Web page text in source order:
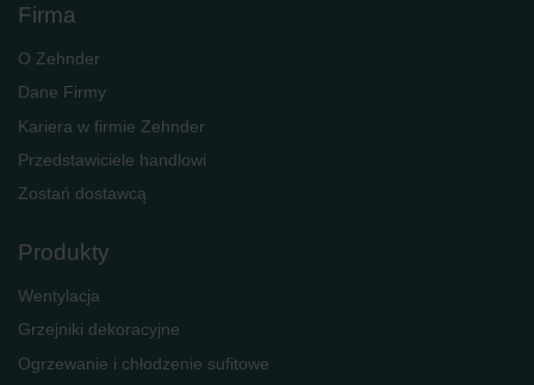
Firma
O Zehnder
Dane Firmy
Kariera w firmie Zehnder
Przedstawiciele handlowi
Zostań dostawcą
Produkty
Wentylacja
Grzejniki dekoracyjne
Ogrzewanie i chłodzenie sufitowe